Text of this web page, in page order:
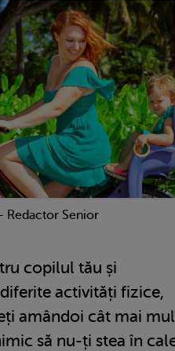
Redactor Senior
copilul tău și
activități fizice,
amândoi cât mai
să nu-ți stea în